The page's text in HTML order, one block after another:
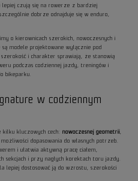
czują się na rowerze z bardziej
dobrze odnajduje się w enduro,
o kierownicach szerokich, nowoczesnych i
modele projektowane wyłącznie pod
i charakter sprawiają, że stanowią
podczas codziennej jazdy, treningów i
bikeparku.
w codziennym
kilku kluczowych cech:nowoczesnej geometrii,
dopasowania do własnych potrzeb.
i ułatwia aktywną pracę ciałem,
sekcjach i przy nagłych korektach toru jazdy.
lepiej dostosować ją do wzrostu, szerokości